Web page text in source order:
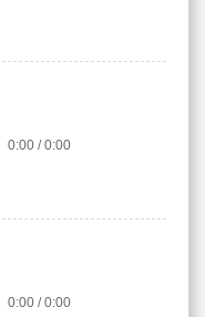
0:00 / 0:00
0:00 / 0:00